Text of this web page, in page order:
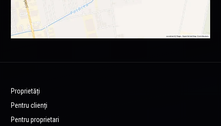
Proprietăți
Pentru clienți
Pentru proprietari